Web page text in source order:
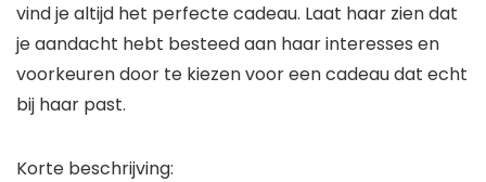
vind je altijd het perfecte cadeau. Laat haar zien dat
je aandacht hebt besteed aan haar interesses en
voorkeuren door te kiezen voor een cadeau dat echt
bij haar past.
Korte beschrijving: